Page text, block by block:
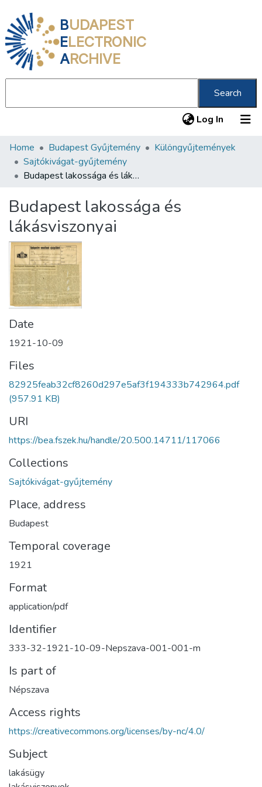
BUDAPEST
ELECTRONIC
ARCHIVE
Search
Log In (current)
Communities & Collections
All of DSpace
About us
Home Budapest Gyűjtemény
Különgyűjtemények
Sajtókivágat-gyűjtemény
Budapest lakossága és lákásviszonyai
Budapest lakossága és
lákásviszonyai
Date
1921-10-09
Files
82925feab32cf8260d297e5af3f194333b742964.pdf
(957.91 KB)
URI
https://bea.fszek.hu/handle/20.500.14711/117066
Collections
Sajtókivágat-gyűjtemény
Place, address
Budapest
Temporal coverage
1921
Format
application/pdf
Identifier
333-32-1921-10-09-Nepszava-001-001-m
Is part of
Népszava
Access rights
https://creativecommons.org/licenses/by-nc/4.0/
Subject
lakásügy